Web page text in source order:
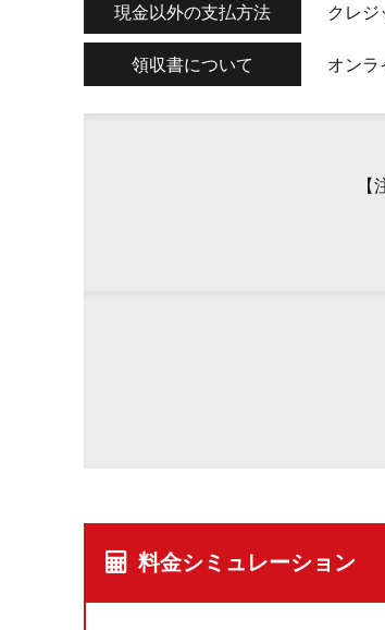
現金以外の支払方法 クレ
領収書について オンラ
料金シミュレーション